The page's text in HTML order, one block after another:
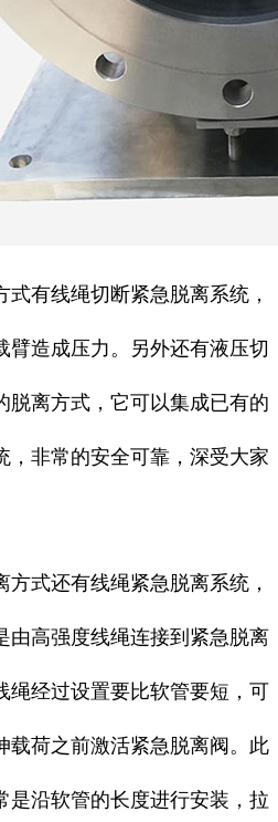
有线绳切断紧急脱离系统，
臂造成压力。另外还有液压切
脱离方式，它可以集成已有的
，非常的安全可靠，深受大家
式还有线绳紧急脱离系统，
由高强度线绳连接到紧急脱离
绳经过设置要比软管要短，可
载荷之前激活紧急脱离阀。此
是沿软管的长度进行安装，拉